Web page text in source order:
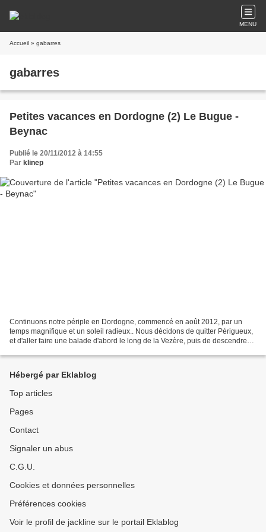
MENU
Accueil » gabarres
gabarres
Petites vacances en Dordogne (2) Le Bugue -
Beynac
Publié le 20/11/2012 à 14:55
Par klinep
Continuons notre périple en Dordogne, commencé en août 2012, par un
temps magnifique et un soleil radieux.. Nous décidons de quitter Périgueux,
et d'aller faire une balade d'abord le long de la Vezère, puis de descendre
Hébergé par Eklablog
Top articles
Pages
Contact
Signaler un abus
C.G.U.
Cookies et données personnelles
Préférences cookies
Voir le profil de jackline sur le portail Eklablog